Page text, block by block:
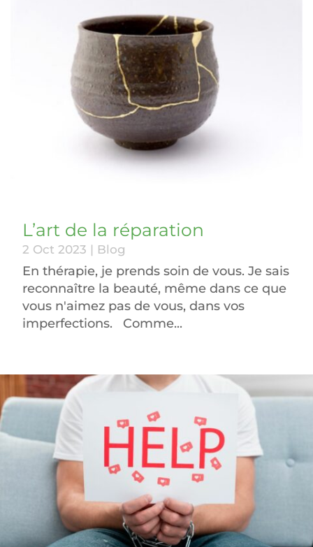
L’art de la réparation
2 Oct 2023 Blog
En thérapie, je prends soin de vous. Je sais
reconnaître la beauté, même dans ce que
vous n'aimez pas de vous, dans vos
imperfections. Comme...